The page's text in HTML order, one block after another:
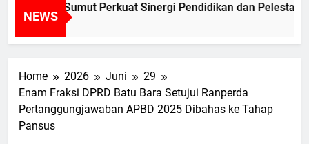
NEWS
Sumut Perkuat Sinergi Pendidikan dan Pelestarian
Home 2026 Juni
29
Enam Fraksi DPRD Batu Bara Setujui Ranperda
Pertanggungjawaban APBD 2025 Dibahas ke Tahap
Pansus